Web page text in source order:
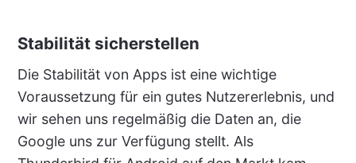
Stabilität sicherstellen
Die Stabilität von Apps ist eine wichtige
Voraussetzung für ein gutes Nutzererlebnis, und
wir sehen uns regelmäßig die Daten an, die
Google uns zur Verfügung stellt. Als